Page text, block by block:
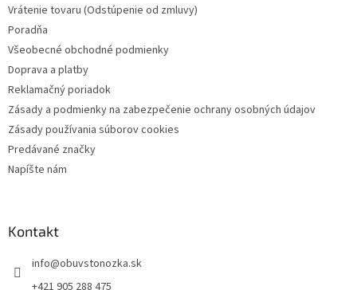
Vrátenie tovaru (Odstúpenie od zmluvy)
Poradňa
Všeobecné obchodné podmienky
Doprava a platby
Reklamačný poriadok
Zásady a podmienky na zabezpečenie ochrany osobných údajov
Zásady používania súborov cookies
Predávané značky
Napíšte nám
Kontakt
info@obuvstonozka.sk